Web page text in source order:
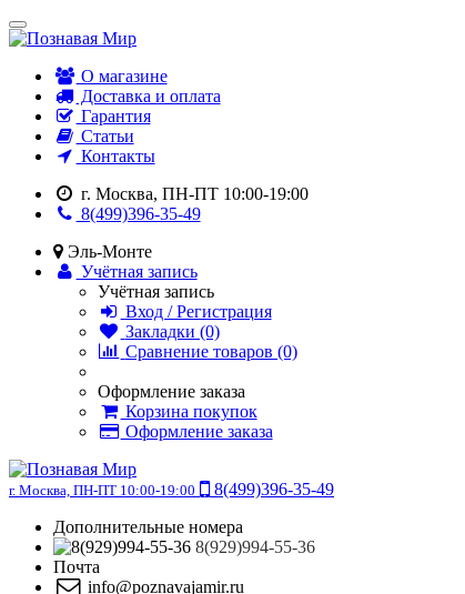
О магазине
Доставка и оплата
Гарантия
Статьи
Контакты
г. Москва, ПН-ПТ 10:00-19:00
8(499)396-35-49
Эль-Монте
Учётная запись
Учётная запись
Вход / Регистрация
Закладки (0)
Сравнение товаров (0)
Оформление заказа
Корзина покупок
Оформление заказа
г. Москва, ПН-ПТ 10:00-19:00
8(499)396-35-49
Дополнительные номера
8(929)994-55-36
Почта
info@poznavajamir.ru